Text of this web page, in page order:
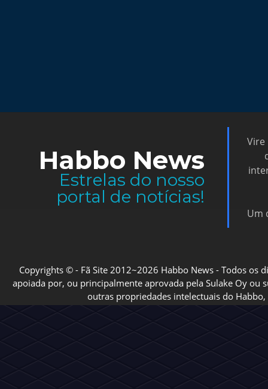
Habbo News
Estrelas do nosso
portal de notícias!
Vire
Um
Copyrights © - Fã Site 2012~2026 Habbo News - Todos os
apoiada por, ou principalmente aprovada pela Sulake Oy ou
outras propriedades intelectuais do